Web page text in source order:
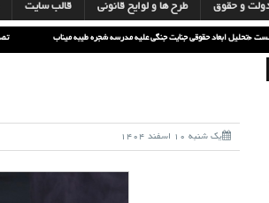
و حقوق طرح ها و لوایح قانونی قالب سایت
گزارش خبری نشست «تحلیل ابعاد حقوقی جنایت جنگی علیه مدرسه شجره طیبه میناب»
یک شنبه 10 اسفند 1404